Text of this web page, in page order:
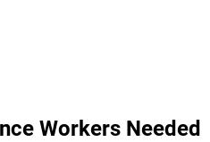
Workers Needed